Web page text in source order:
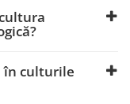
în culturile